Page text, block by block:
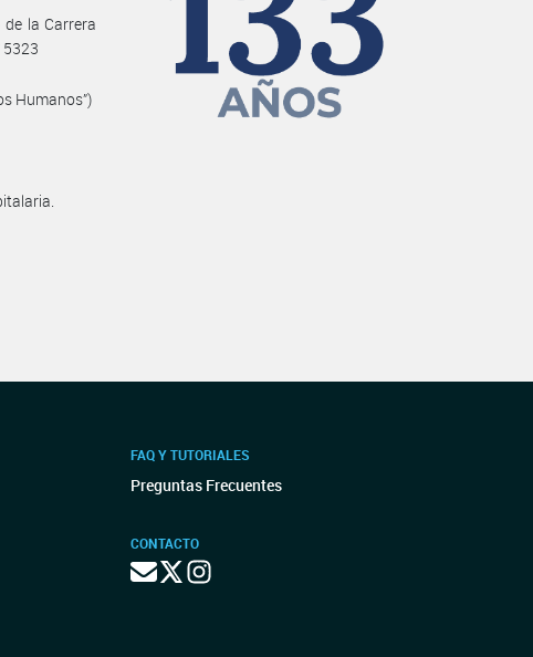
la Carrera
5323
Humanos”)
FAQ Y TUTORIALES
Preguntas Frecuentes
CONTACTO